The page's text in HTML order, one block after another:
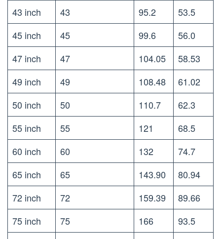
43 inch
43 95.2
53.5
45 inch
45 99.6
56.0
47 inch
47 104.05
58.53
49 inch
49 108.48
61.02
50 inch
50 110.7
62.3
55 inch
55 121
68.5
60 inch
60 132
74.7
65 inch
65 143.90
80.94
72 inch
72 159.39
89.66
75 inch
75 166
93.5